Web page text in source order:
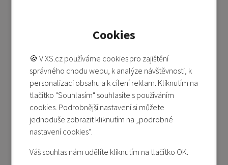
Cookies
🍪 V XS.cz používáme cookies pro zajištění
správného chodu webu, k analýze návštěvnosti, k
personalizaci obsahu a k cílení reklam. Kliknutím na
tlačítko "Souhlasím" souhlasíte s používáním
cookies. Podrobnější nastavení si můžete
jednoduše zobrazit kliknutím na „podrobné
nastavení cookies“.
Váš souhlas nám udělíte kliknutím na tlačítko OK.
Není skladem
1 290 Kč
Detail produktu
Přidat do porovnání
-24%